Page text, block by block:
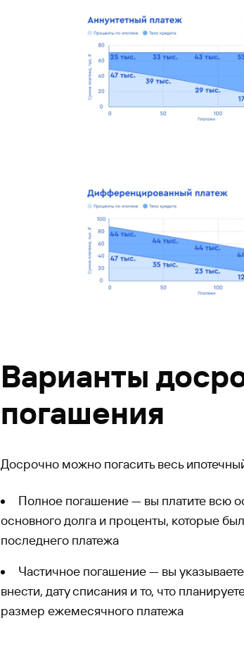
Варианты
погашения
Досрочно можно погасить весь
Полное погашение — вы платите всю
основного долга и проценты, которые
последнего платежа
Частичное погашение — вы
внести, дату списания и то, что
размер ежемесячного платежа